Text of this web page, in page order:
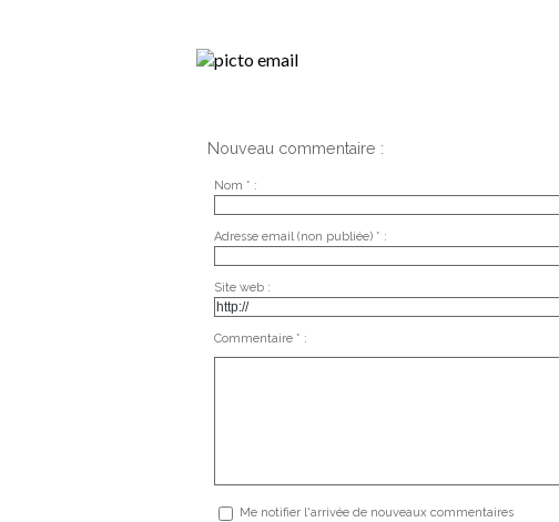
Nouveau commentaire :
Nom * :
Adresse email (non publiée) * :
Site web :
Commentaire * :
Me notifier l'arrivée de nouveaux commentaires